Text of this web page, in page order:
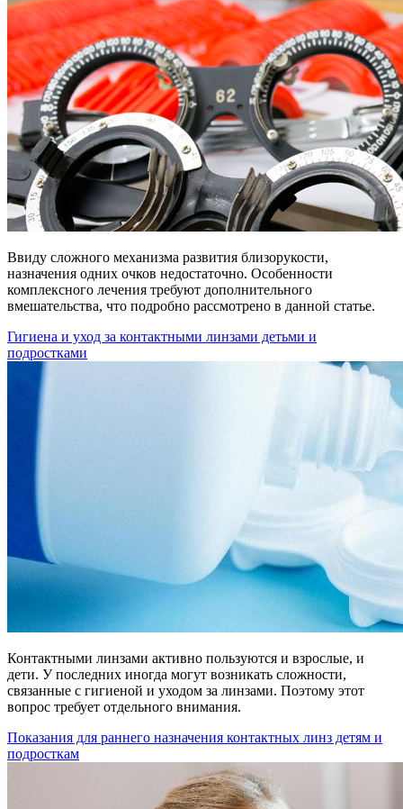
Ввиду сложного механизма развития близорукости,
назначения одних очков недостаточно. Особенности
комплексного лечения требуют дополнительного
вмешательства, что подробно рассмотрено в данной статье.
Гигиена и уход за контактными линзами детьми и
подростками
Контактными линзами активно пользуются и взрослые, и
дети. У последних иногда могут возникать сложности,
связанные с гигиеной и уходом за линзами. Поэтому этот
вопрос требует отдельного внимания.
Показания для раннего назначения контактных линз детям и
подросткам